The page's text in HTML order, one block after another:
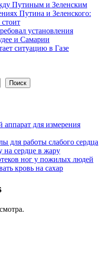
Путиным и Зеленским
Путина и Зеленского:
установления
и Самарии
ситуацию в Газе
Поиск
для измерения
для работы слабого сердца
на сердце в жару
ног у пожилых людей
кровь на сахар